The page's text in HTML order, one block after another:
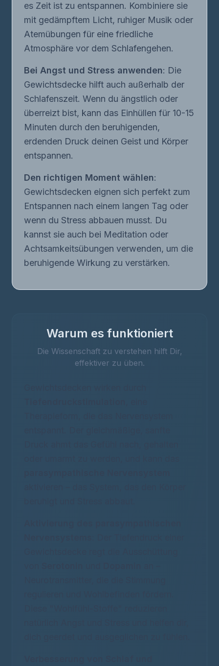
es Zeit ist zu entspannen. Kombiniere sie
mit gedämpftem Licht, ruhiger Musik oder
Atemübungen für eine friedliche
Atmosphäre vor dem Schlafengehen.
Bei Angst und Stress anwenden: Die
Gewichtsdecke hilft auch außerhalb der
Schlafenszeit. Wenn du ängstlich oder
überreizt bist, kann das Einhüllen für 10-15
Minuten durch den beruhigenden,
erdenden Druck deinen Geist und Körper
entspannen.
Den richtigen Moment wählen:
Gewichtsdecken eignen sich perfekt zum
Entspannen nach einem langen Tag oder
wenn du Stress abbauen musst. Du
kannst sie auch bei Meditation oder
Achtsamkeitsübungen verwenden, um die
beruhigende Wirkung zu verstärken.
Warum es funktioniert
Die Wissenschaft zu verstehen hilft Dir,
effektiver zu üben.